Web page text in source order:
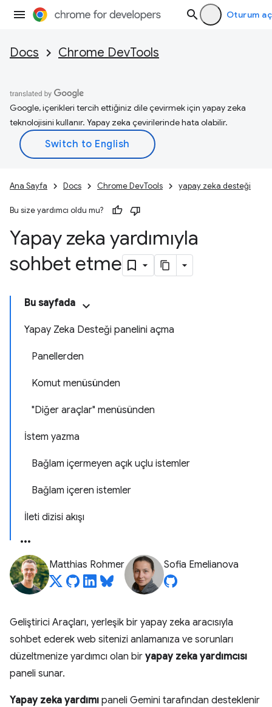
Oturum aç
Docs Chrome DevTools
Google, içerikleri tercih ettiğiniz dile çevirmek için yapay zeka
teknolojisini kullanır. Yapay zeka çevirilerinde hata olabilir.
Ana Sayfa Docs Chrome DevTools yapay zeka desteği
Bu size yardımcı oldu mu?
Yapay zeka yardımıyla
sohbet etme
Bu sayfada
Yapay Zeka Desteği panelini açma
Panellerden
Komut menüsünden
"Diğer araçlar" menüsünden
İstem yazma
Bağlam içermeyen açık uçlu istemler
Bağlam içeren istemler
İleti dizisi akışı
Matthias Rohmer Sofia Emelianova
Geliştirici Araçları, yerleşik bir yapay zeka aracısıyla
sohbet ederek web sitenizi anlamanıza ve sorunları
düzeltmenize yardımcı olan bir yapay zeka yardımcısı
paneli sunar.
Yapay zeka yardımı paneli Gemini tarafından desteklenir